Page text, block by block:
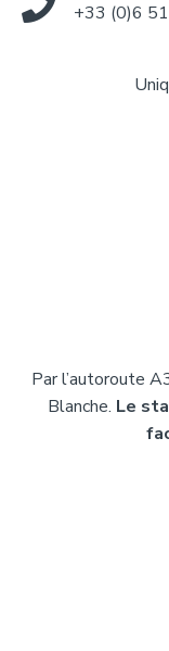
+33 (0)6
Par l’autoroute
Blanche. Le